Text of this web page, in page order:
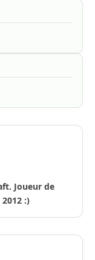
Joueur de
:)